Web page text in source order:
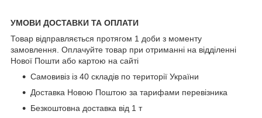
УМОВИ ДОСТАВКИ ТА ОПЛАТИ
Товар відправляється протягом 1 доби з моменту
замовлення. Оплачуйте товар при отриманні на відділенні
Нової Пошти або картою на сайті
Самовивіз із 40 складів по території України
Доставка Новою Поштою за тарифами перевізника
Безкоштовна доставка від 1 т